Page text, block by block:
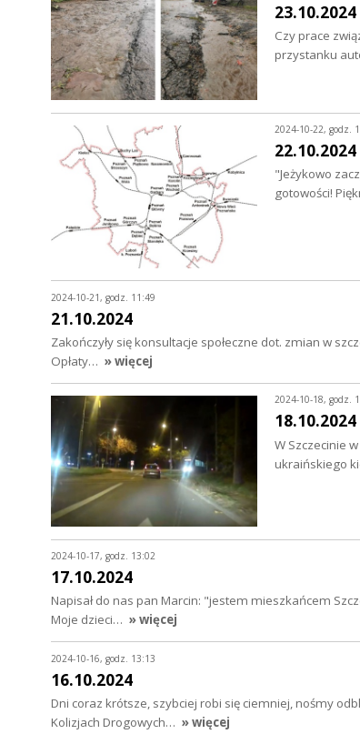
23.10.2024
Czy prace
przystanku
2024-10-22, godz.
22.10.2024
"Jeżykowo
gotowości!
2024-10-21, godz. 11:49
21.10.2024
Zakończyły się konsultacje społeczne dot. zmian w
Opłaty… » więcej
2024-10-18, godz.
18.10.2024
W Szczecinie
ukraińskiego
2024-10-17, godz. 13:02
17.10.2024
Napisał do nas pan Marcin: "jestem mieszkańcem
Moje dzieci… » więcej
2024-10-16, godz. 13:13
16.10.2024
Dni coraz krótsze, szybciej robi się ciemniej, nośmy
Kolizjach Drogowych… » więcej